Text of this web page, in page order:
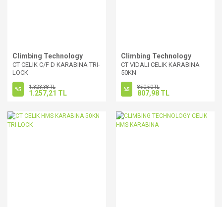
Climbing Technology
CT CELIK C/F D KARABINA TRI-
LOCK
%5 1.323,38 TL
1.257,21 TL
Climbing Technology
CT VIDALI CELIK KARABINA
50KN
%5 850,50 TL
807,98 TL